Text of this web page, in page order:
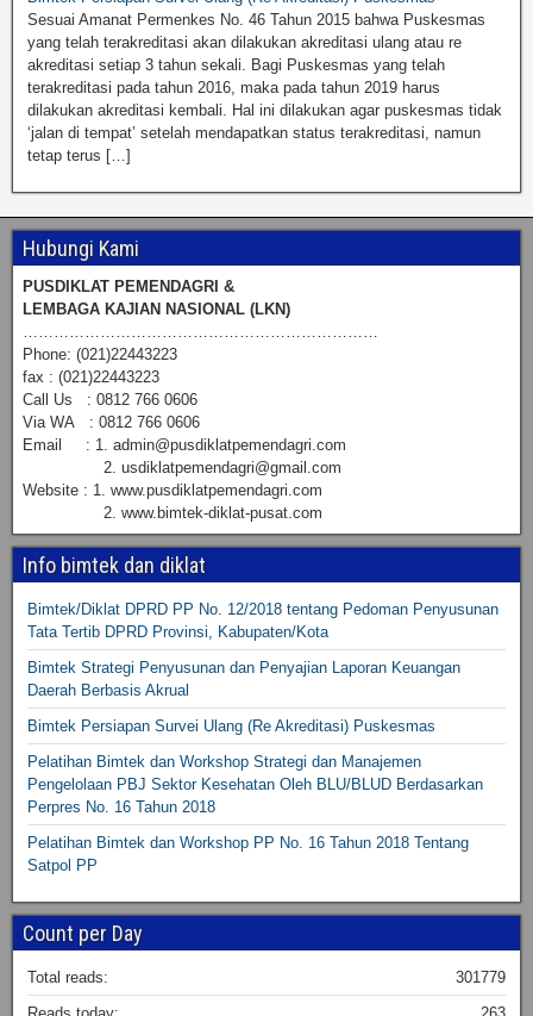
Sesuai Amanat Permenkes No. 46 Tahun 2015 bahwa Puskesmas
yang telah terakreditasi akan dilakukan akreditasi ulang atau re
akreditasi setiap 3 tahun sekali. Bagi Puskesmas yang telah
terakreditasi pada tahun 2016, maka pada tahun 2019 harus
dilakukan akreditasi kembali. Hal ini dilakukan agar puskesmas tidak
‘jalan di tempat’ setelah mendapatkan status terakreditasi, namun
tetap terus […]
Hubungi Kami
PUSDIKLAT PEMENDAGRI &
LEMBAGA KAJIAN NASIONAL (LKN)
Phone: (021)22443223
fax : (021)22443223
Call Us : 0812 766 0606
Via WA : 0812 766 0606
Email : 1. admin@pusdiklatpemendagri.com
2. usdiklatpemendagri@gmail.com
Website : 1. www.pusdiklatpemendagri.com
2. www.bimtek-diklat-pusat.com
Info bimtek dan diklat
Bimtek/Diklat DPRD PP No. 12/2018 tentang Pedoman Penyusunan
Tata Tertib DPRD Provinsi, Kabupaten/Kota
Bimtek Strategi Penyusunan dan Penyajian Laporan Keuangan
Daerah Berbasis Akrual
Bimtek Persiapan Survei Ulang (Re Akreditasi) Puskesmas
Pelatihan Bimtek dan Workshop Strategi dan Manajemen
Pengelolaan PBJ Sektor Kesehatan Oleh BLU/BLUD Berdasarkan
Perpres No. 16 Tahun 2018
Pelatihan Bimtek dan Workshop PP No. 16 Tahun 2018 Tentang
Satpol PP
Count per Day
301779
Total reads: